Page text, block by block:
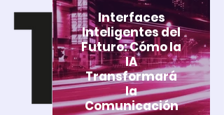
Interfaces
Inteligentes del
Futuro: Cómo la
IA
Transformará
la
Comunicación